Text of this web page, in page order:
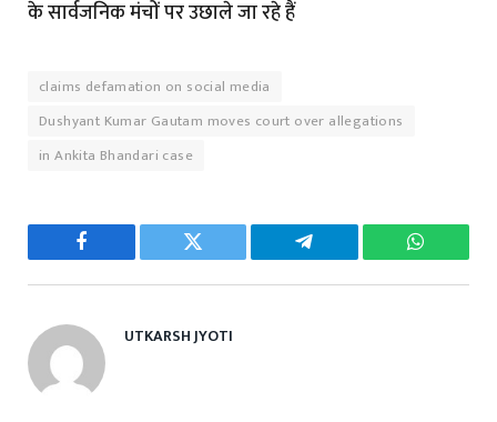
के सार्वजनिक मंचों पर उछाले जा रहे हैं
claims defamation on social media
Dushyant Kumar Gautam moves court over allegations
in Ankita Bhandari case
Facebook Twitter Telegram
UTKARSH JYOTI